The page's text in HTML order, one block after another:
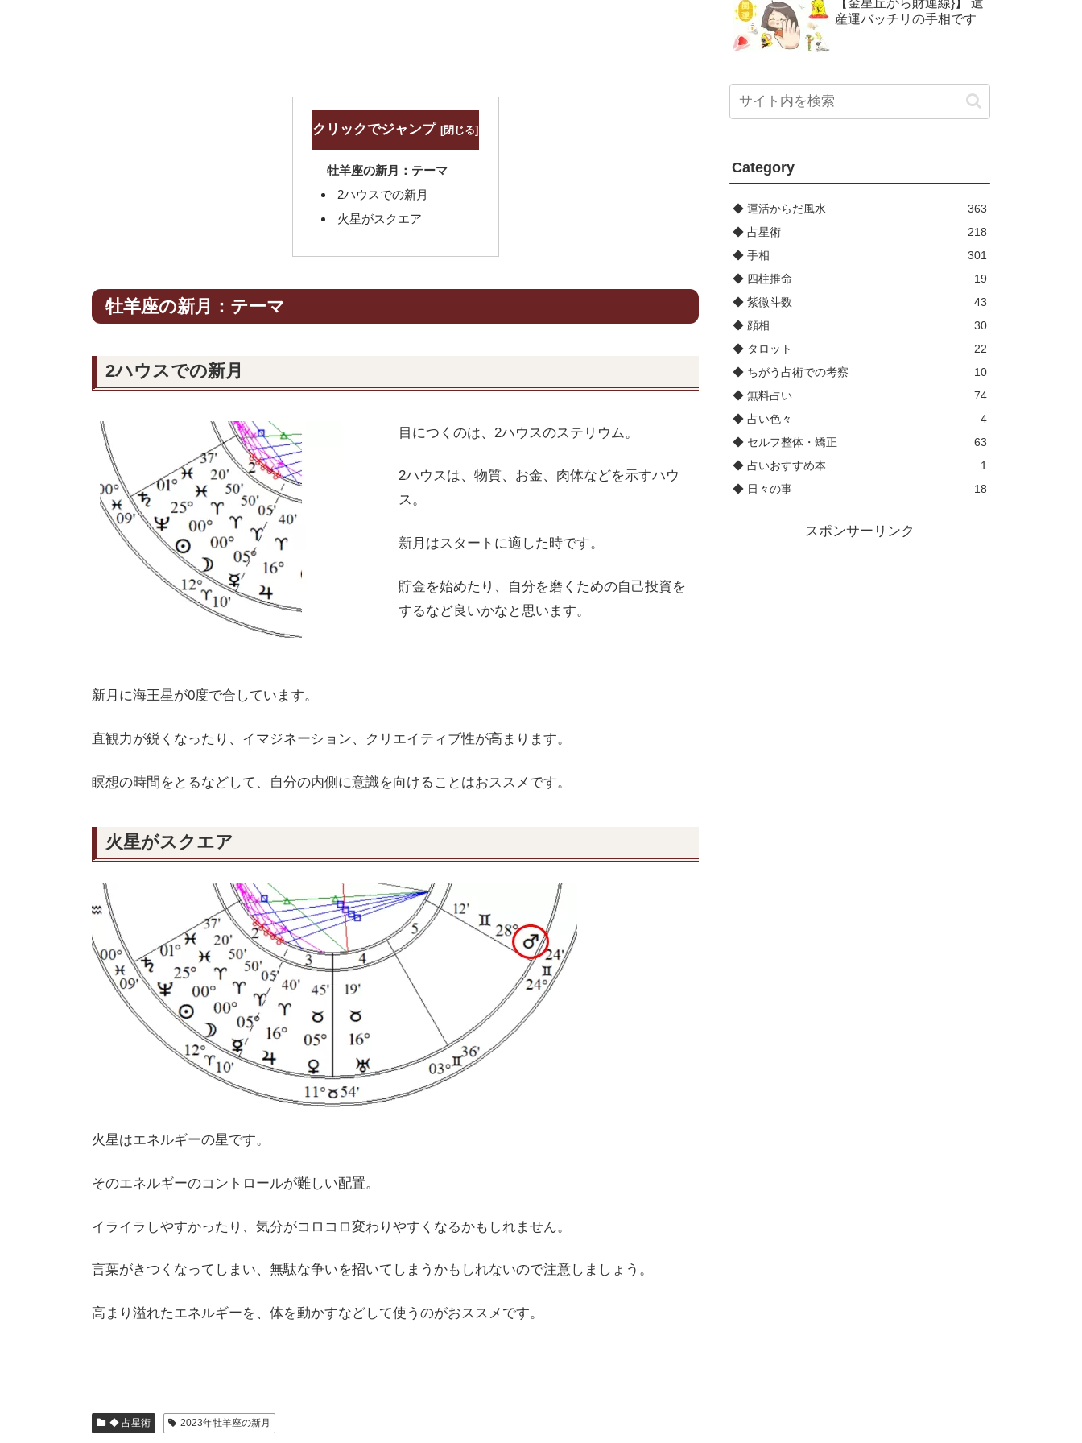
クリックでジャンプ
牡羊座の新月：テーマ
2ハウスでの新月
火星がスクエア
牡羊座の新月：テーマ
2ハウスでの新月
目につくのは、2ハウスのステリウム。
2ハウスは、物質、お金、肉体などを示すハウ
ス。
新月はスタートに適した時です。
貯金を始めたり、自分を磨くための自己投資を
するなど良いかなと思います。
新月に海王星が0度で合しています。
直観力が鋭くなったり、イマジネーション、クリエイティブ性が高まります。
瞑想の時間をとるなどして、自分の内側に意識を向けることはおススメです。
火星がスクエア
火星はエネルギーの星です。
そのエネルギーのコントロールが難しい配置。
イライラしやすかったり、気分がコロコロ変わりやすくなるかもしれません。
言葉がきつくなってしまい、無駄な争いを招いてしまうかもしれないので注意しましょう。
高まり溢れたエネルギーを、体を動かすなどして使うのがおススメです。
◆ 占星術 2023年牡羊座の新月
産運バッチリの手相です
Category
◆ 運活からだ風水
363
◆ 占星術
218
◆ 手相
301
◆ 四柱推命
19
◆ 紫微斗数
43
◆ 顔相
30
◆ タロット
22
◆ ちがう占術での考察
10
◆ 無料占い
74
◆ 占い色々
4
◆ セルフ整体・矯正
63
◆ 占いおすすめ本
1
◆ 日々の事
18
スポンサーリンク